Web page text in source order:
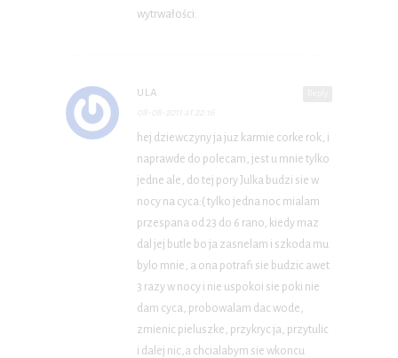
wytrwałości.
ULA
hej dziewczyny ja juz karmie corke rok, i
naprawde do polecam, jest u mnie tylko
jedne ale, do tej pory Julka budzi sie w
nocy na cyca:( tylko jedna noc mialam
przespana od 23 do 6 rano, kiedy maz
dal jej butle bo ja zasnelam i szkoda mu
bylo mnie, a ona potrafi sie budzic awet
3 razy w nocy i nie uspokoi sie poki nie
dam cyca, probowalam dac wode,
zmienic pieluszke, przykryc ja, przytulic
i dalej nic,a chcialabym sie wkoncu